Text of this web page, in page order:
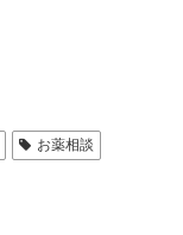
お薬相談